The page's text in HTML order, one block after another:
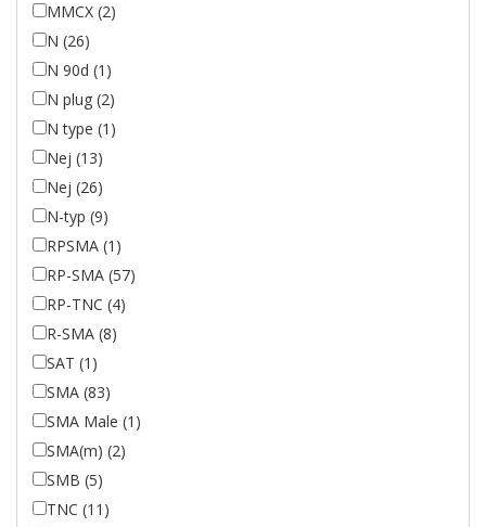
MMCX (2)
N (26)
N 90d (1)
N plug (2)
N type (1)
Nej (13)
Nej (26)
N-typ (9)
RPSMA (1)
RP-SMA (57)
RP-TNC (4)
R-SMA (8)
SAT (1)
SMA (83)
SMA Male (1)
SMA(m) (2)
SMB (5)
TNC (11)